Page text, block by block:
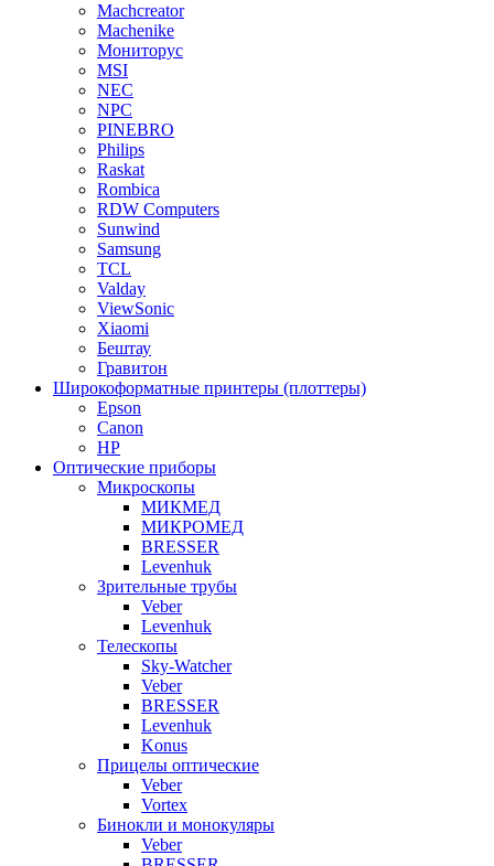
Machcreator
Machenike
Мониторус
MSI
NEC
NPC
PINEBRO
Philips
Raskat
Rombica
RDW Computers
Sunwind
Samsung
TCL
Valday
ViewSonic
Xiaomi
Бештау
Гравитон
Широкоформатные принтеры (плоттеры)
Epson
Canon
HP
Оптические приборы
Микроскопы
МИКМЕД
МИКРОМЕД
BRESSER
Levenhuk
Зрительные трубы
Veber
Levenhuk
Телескопы
Sky-Watcher
Veber
BRESSER
Levenhuk
Konus
Прицелы оптические
Veber
Vortex
Бинокли и монокуляры
Veber